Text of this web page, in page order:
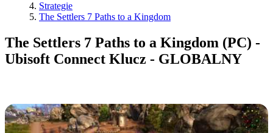
Strategie
The Settlers 7 Paths to a Kingdom
The Settlers 7 Paths to a Kingdom (PC) -
Ubisoft Connect Klucz - GLOBALNY